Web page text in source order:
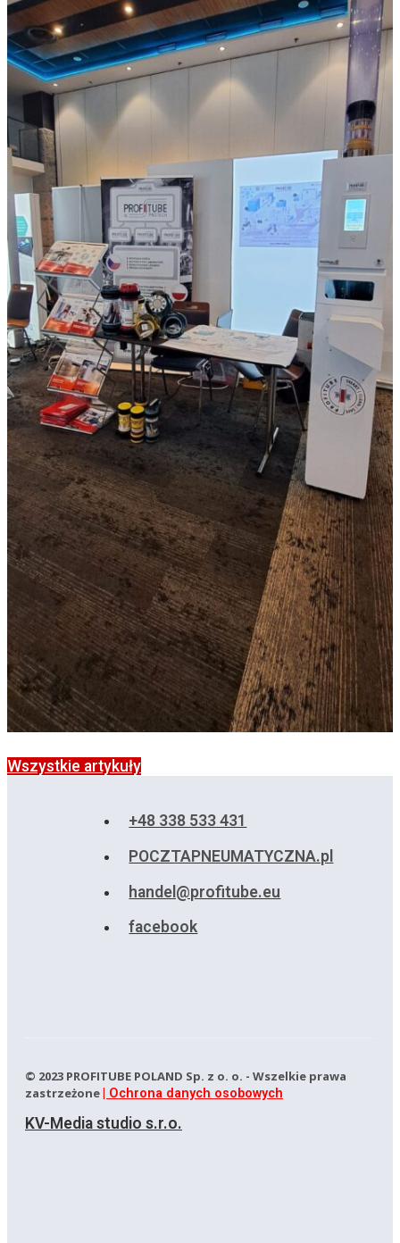
Wszystkie artykuły
+48 338 533 431
POCZTAPNEUMATYCZNA.pl
handel@profitube.eu
facebook
© 2023 PROFITUBE POLAND Sp. z o. o. - Wszelkie prawa
zastrzeżone
| Ochrona danych osobowych
KV-Media studio s.r.o.